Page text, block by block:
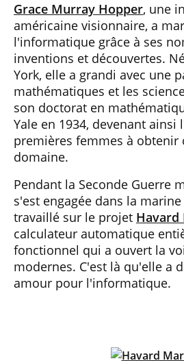
Grace Murray Hopper, une
américaine visionnaire, a
l'informatique grâce à ses
inventions et découvertes.
York, elle a grandi avec une
mathématiques et les
son doctorat en
Yale en 1934, devenant ainsi
premières femmes à obtenir
domaine.
Pendant la Seconde Guerre
s'est engagée dans la
travaillé sur le projet Havard
calculateur automatique
fonctionnel qui a ouvert la
modernes. C'est là qu'elle a
amour pour l'informatique.